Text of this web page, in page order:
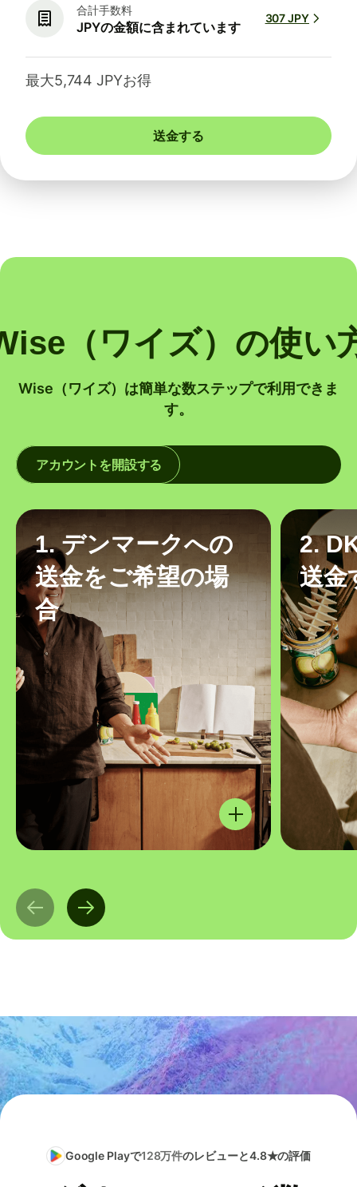
合計手数料
JPYの金額に含まれています
307 JPY
最大5,744 JPYお得
送金する
（ワイズ）の使い
Wise（ワイズ）は簡単な数ステップで利用できま
す。
アカウントを開設する
1. デンマークへの
送金をご希望の場
合
2.
送金
Google Playで128万件のレビューと4.8★の評価